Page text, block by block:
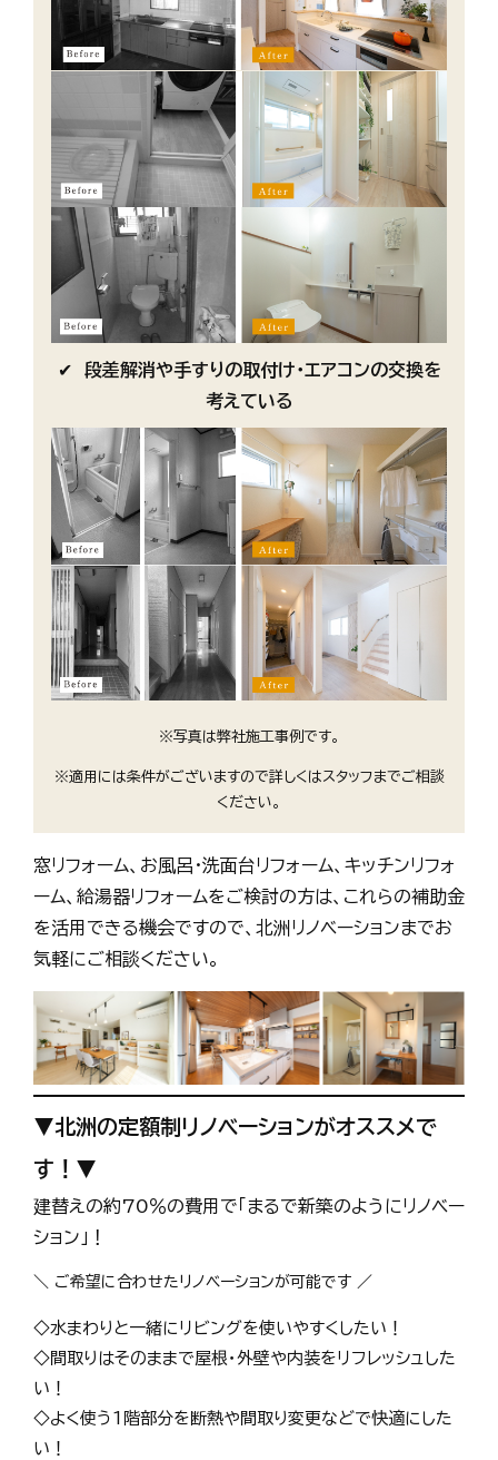
✔ 段差解消や手すりの取付け・エアコンの交換を
考えている
※写真は弊社施工事例です。
※適用には条件がございますので詳しくはスタッフまでご相談
ください。
窓リフォーム、お風呂・洗面台リフォーム、キッチンリフォ
ーム、給湯器リフォームをご検討の方は、これらの補助金
を活用できる機会ですので、北洲リノベーションまでお
気軽にご相談ください。
▼北洲の定額制リノベーションがオススメで
す！▼
建替えの約70％の費用で「まるで新築のようにリノベー
ション」！
＼ ご希望に合わせたリノベーションが可能です ／
◇水まわりと一緒にリビングを使いやすくしたい！
◇間取りはそのままで屋根・外壁や内装をリフレッシュした
い！
◇よく使う1階部分を断熱や間取り変更などで快適にした
い！